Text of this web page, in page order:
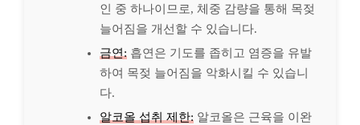
인 중 하나이므로, 체중 감량을 통해 목젖
늘어짐을 개선할 수 있습니다.
금연: 흡연은 기도를 좁히고 염증을 유발
하여 목젖 늘어짐을 악화시킬 수 있습니
다.
알코올 섭취 제한: 알코올은 근육을 이완